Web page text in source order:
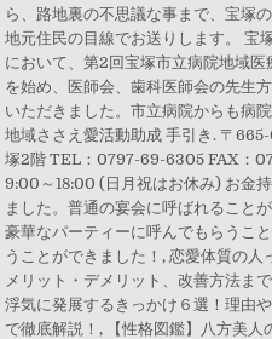
ら、路地裏の不思議な事まで、宝塚
地元住民の目線でお送りします。 宝
において、第2回宝塚市立病院地域
を始め、医師会、歯科医師会の先生
いただきました。市立病院からも病
地域ささえ愛活動助成 手引き. 〒
塚2階 TEL：0797-69-6305 FAX：
9:00～18:00 (日月祝はお休み) お金
ました。普通の宴会に呼ばれること
豪華なパーティーに呼んでもらうこ
うことができました！, 恋愛体質の人
メリット・デメリット、改善方法ま
浮気に発展するきっかけ６選！理由
で徹底解説！, 【性格図鑑】八方美